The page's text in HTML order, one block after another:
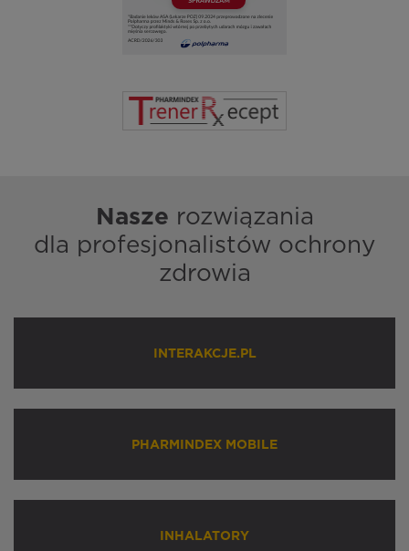
Nasze rozwiązania
dla profesjonalistów ochrony
zdrowia
INTERAKCJE.PL
PHARMINDEX MOBILE
INHALATORY